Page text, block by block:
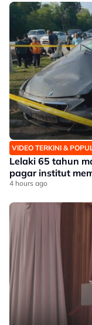
VIDEO TERKINI &
Lelaki 65 tahun
pagar institut
4 hours ago